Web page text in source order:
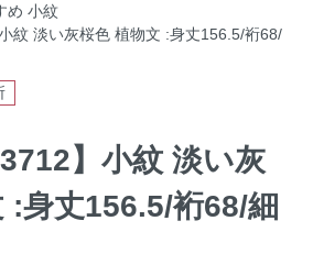
め 小紋
紋 淡い灰桜色 植物文 :身丈156.5/裄68/
】小紋 淡い灰
:身丈156.5/裄68/細